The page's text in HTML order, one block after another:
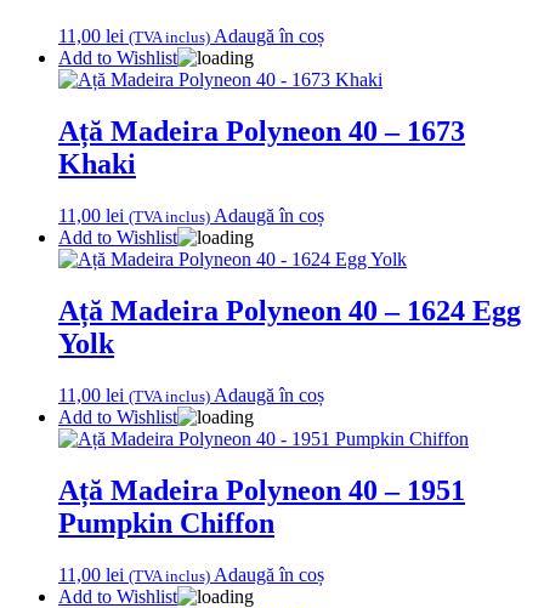
11,00 lei (TVA inclus) Adaugă în coș
Add to Wishlist
Ață Madeira Polyneon 40 – 1673
Khaki
11,00 lei (TVA inclus) Adaugă în coș
Add to Wishlist
Ață Madeira Polyneon 40 – 1624 Egg
Yolk
11,00 lei (TVA inclus) Adaugă în coș
Add to Wishlist
Ață Madeira Polyneon 40 – 1951
Pumpkin Chiffon
11,00 lei (TVA inclus) Adaugă în coș
Add to Wishlist